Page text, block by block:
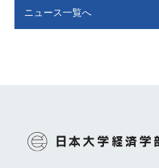
ニュース一覧へ